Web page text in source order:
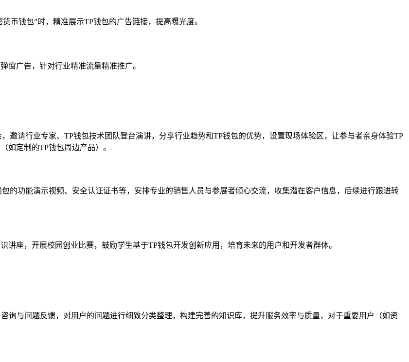
币钱包”时，精准展示TP钱包的广告链接，提高曝光度。
窗广告，针对行业精准流量精准推广。
邀请行业专家、TP钱包技术团队登台演讲，分享行业趋势和TP钱包的优势，设置现场体验区，让参与者亲身体验TP
如定制的TP钱包周边产品）。
的功能演示视频、安全认证证书等，安排专业的销售人员与参展者倾心交流，收集潜在客户信息，后续进行跟进转
座，开展校园创业比赛，鼓励学生基于TP钱包开发创新应用，培育未来的用户和开发者群体。
询与问题反馈，对用户的问题进行细致分类整理，构建完善的知识库，提升服务效率与质量，对于重要用户（如资